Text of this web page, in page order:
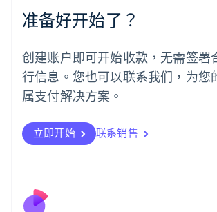
准备好开始了？
创建账户即可开始收款，无需签署
行信息。您也可以联系我们，为您
属支付解决方案。
立即开始 联系销售
墨西哥
EspañolEnglish
English
葡萄牙
PortuguêsEnglish
日本
瑞典
Svenska English
瑞士
English
斯洛伐克